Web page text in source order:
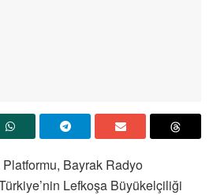
Platformu, Bayrak Radyo
Lefkoşa Büyükelçiliği